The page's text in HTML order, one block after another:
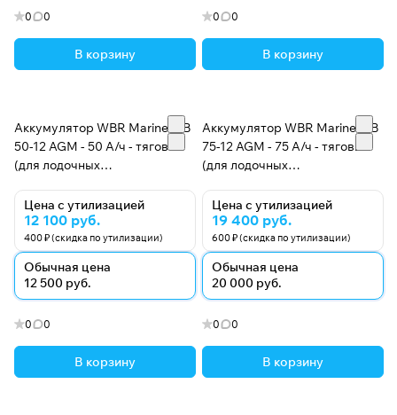
0 0
В корзину
0 0
В корзину
Аккумулятор WBR Marine MB
50-12 AGM - 50 А/ч - тяговый
(для лодочных
Цена с утилизацией
12 100 руб.
400 ₽ (скидка по утилизации)
Обычная цена
12 500 руб.
0 0
В корзину
Аккумулятор WBR Marine MB
75-12 AGM - 75 А/ч - тяговый
(для лодочных
Цена с утилизацией
19 400 руб.
600 ₽ (скидка по утилизации)
Обычная цена
20 000 руб.
0 0
В корзину